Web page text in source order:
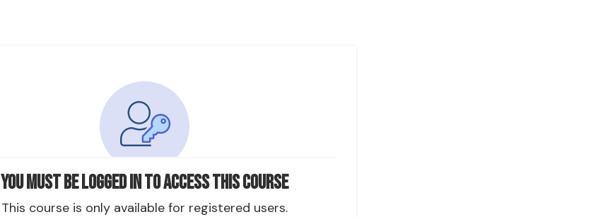
You must be logged in to access this course
This course is only available for registered users.